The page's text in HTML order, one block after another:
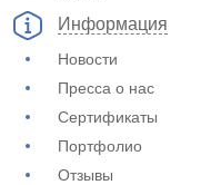
Информация
Новости
Пресса о нас
Сертификаты
Портфолио
Отзывы